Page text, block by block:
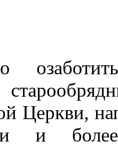
Церкви,
и